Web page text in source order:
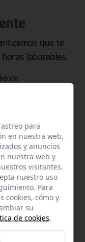
que te
laborables.
email
para
en nuestra web,
y anuncios
nuestra web y
visitantes.
nuestro uso
Para
cookies, cómo y
su
de cookies.